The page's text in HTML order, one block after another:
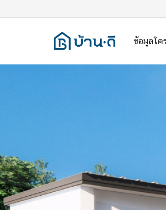
ข้อมูลโค